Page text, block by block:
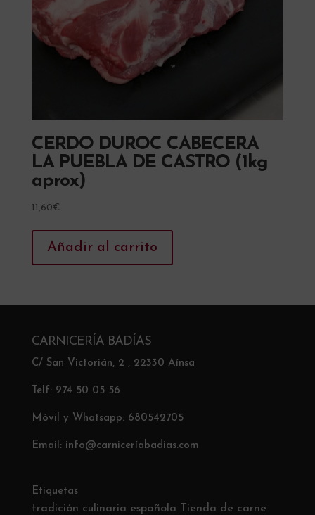
CERDO DUROC CABECERA
LA PUEBLA DE CASTRO (1kg
aprox)
11,60€
Añadir al carrito
CARNICERÍA BADÍAS
C/ San Victorián, 2 , 22330 Aínsa
Telf: 974 50 05 56
Móvil y Whatsapp: 680542705
Email: info@carniceríabadias.com
Etiquetas
tradición culinaria española
Tienda de carne